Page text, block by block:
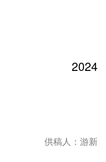
供稿人：游新